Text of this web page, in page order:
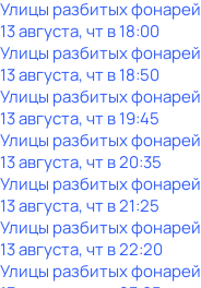
Улицы разбитых фонарей
13 августа, чт в 18:00
Улицы разбитых фонарей
13 августа, чт в 18:50
Улицы разбитых фонарей
13 августа, чт в 19:45
Улицы разбитых фонарей
13 августа, чт в 20:35
Улицы разбитых фонарей
13 августа, чт в 21:25
Улицы разбитых фонарей
13 августа, чт в 22:20
Улицы разбитых фонарей